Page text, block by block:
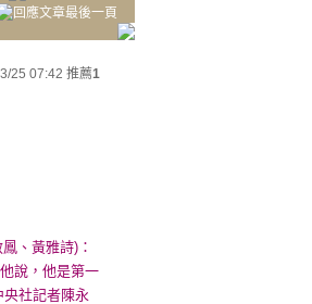
25 07:42 推薦1
、黃雅詩)：
說，他是第一
社記者陳永